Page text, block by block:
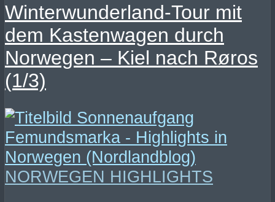
Winterwunderland-Tour mit
dem Kastenwagen durch
Norwegen – Kiel nach Røros
(1/3)
NORWEGEN HIGHLIGHTS